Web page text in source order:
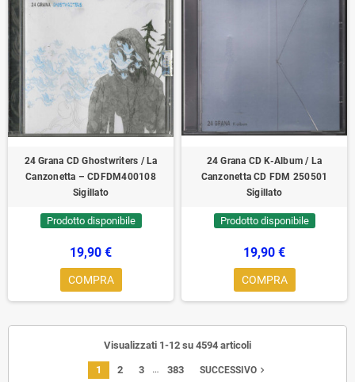
24 Grana ‎CD Ghostwriters / La
Canzonetta – CDFDM400108
Sigillato
Prodotto disponibile
19,90 €
COMPRA
24 Grana ‎CD K-Album / La
Canzonetta ‎CD FDM 250501
Sigillato
Prodotto disponibile
19,90 €
COMPRA
Visualizzati 1-12 su 4594 articoli
1 2 3 … 383 SUCCESSIVOnavigate_next